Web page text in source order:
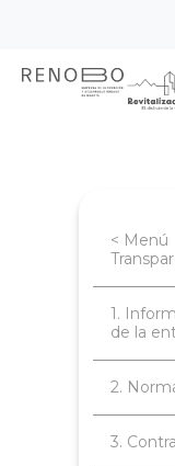
contenido
Sitio
< Menú
1.
de la
2.
3.